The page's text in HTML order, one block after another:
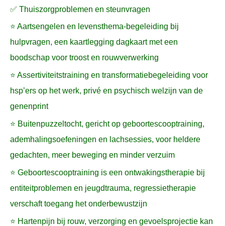
✅ Thuiszorgproblemen en steunvragen
⭐ Aartsengelen en levensthema-begeleiding bij
hulpvragen, een kaartlegging dagkaart met een
boodschap voor troost en rouwverwerking
⭐ Assertiviteitstraining en transformatiebegeleiding voor
hsp’ers op het werk, privé en psychisch welzijn van de
genenprint
⭐ Buitenpuzzeltocht, gericht op geboortescooptraining,
ademhalingsoefeningen en lachsessies, voor heldere
gedachten, meer beweging en minder verzuim
⭐ Geboortescooptraining is een ontwakingstherapie bij
entiteitproblemen en jeugdtrauma, regressietherapie
verschaft toegang het onderbewustzijn
⭐ Hartenpijn bij rouw, verzorging en gevoelsprojectie kan